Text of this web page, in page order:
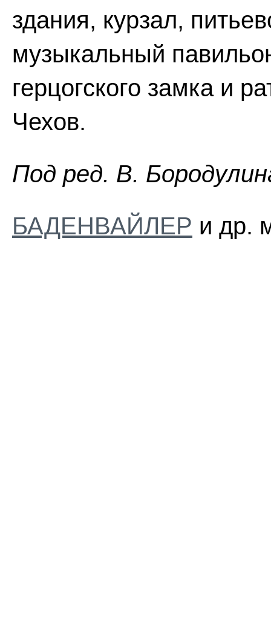
здания, курзал,
музыкальный
герцогского замка и
Чехов.
Пoд peд. B.
БАДЕНВАЙЛЕР и др.